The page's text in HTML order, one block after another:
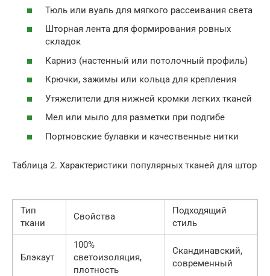
Тюль или вуаль для мягкого рассеивания света
Шторная лента для формирования ровных
складок
Карниз (настенный или потолочный профиль)
Крючки, зажимы или кольца для крепления
Утяжелители для нижней кромки легких тканей
Мел или мыло для разметки при подгибе
Портновские булавки и качественные нитки
Таблица 2. Характеристики популярных тканей для штор
Тип
ткани
Свойства
Подходящий
стиль
Блэкаут
100%
светоизоляция,
плотность
Скандинавский,
современный